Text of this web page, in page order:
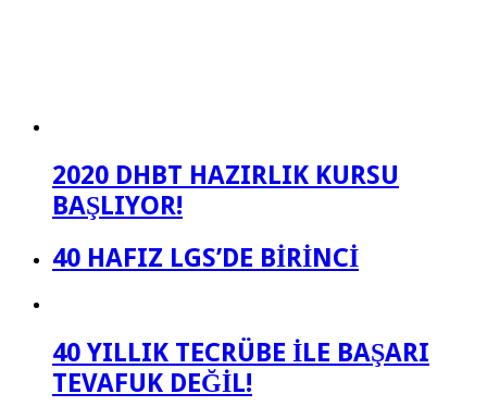
2020 DHBT HAZIRLIK KURSU
BAŞLIYOR!
40 HAFIZ LGS’DE BİRİNCİ
40 YILLIK TECRÜBE İLE BAŞARI
TEVAFUK DEĞİL!